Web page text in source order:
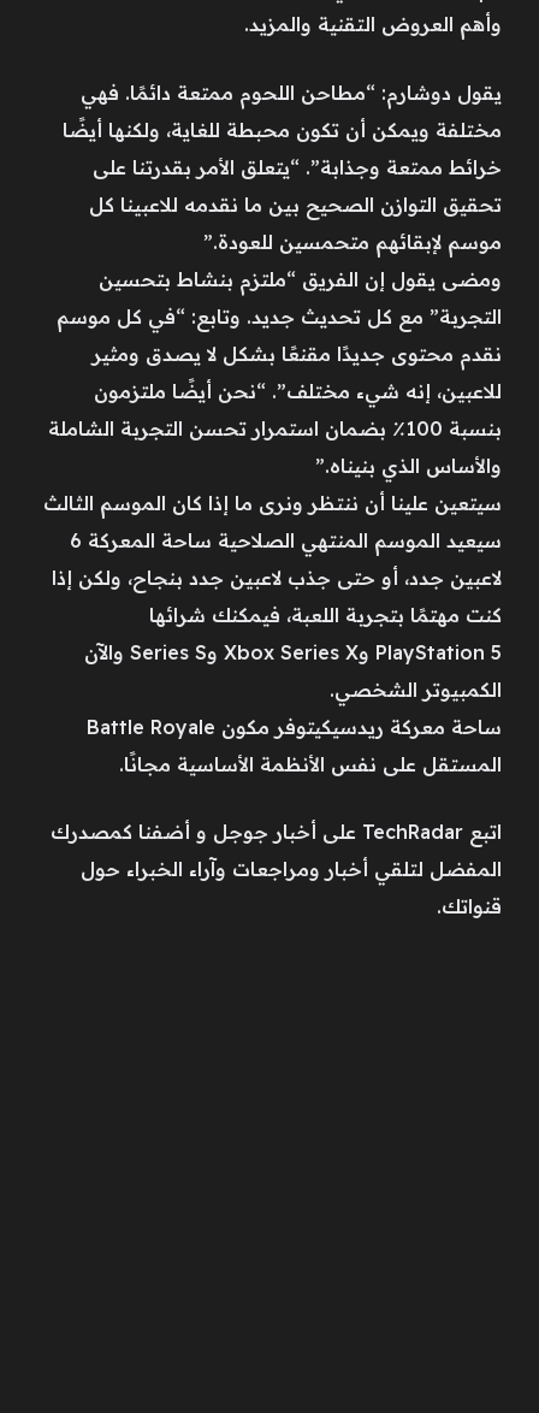
وأهم العروض التقنية والمزيد.
يقول دوشارم: “مطاحن اللحوم ممتعة دائمًا. فهي
مختلفة ويمكن أن تكون محبطة للغاية، ولكنها أيضًا
خرائط ممتعة وجذابة”. “يتعلق الأمر بقدرتنا على
تحقيق التوازن الصحيح بين ما نقدمه للاعبينا كل
موسم لإبقائهم متحمسين للعودة.”
ومضى يقول إن الفريق “ملتزم بنشاط بتحسين
التجربة” مع كل تحديث جديد. وتابع: “في كل موسم
نقدم محتوى جديدًا مقنعًا بشكل لا يصدق ومثير
للاعبين، إنه شيء مختلف”. “نحن أيضًا ملتزمون
بنسبة 100٪ بضمان استمرار تحسن التجربة الشاملة
والأساس الذي بنيناه.”
سيتعين علينا أن ننتظر ونرى ما إذا كان الموسم الثالث
سيعيد الموسم المنتهي الصلاحية ساحة المعركة 6
لاعبين جدد، أو حتى جذب لاعبين جدد بنجاح، ولكن إذا
كنت مهتمًا بتجربة اللعبة، فيمكنك شرائها
PlayStation 5 وXbox Series X وSeries S والآن
الكمبيوتر الشخصي.
ساحة معركة ريدسيكيتوفر مكون Battle Royale
المستقل على نفس الأنظمة الأساسية مجانًا.
اتبع TechRadar على أخبار جوجل و أضفنا كمصدرك
المفضل لتلقي أخبار ومراجعات وآراء الخبراء حول
قنواتك.